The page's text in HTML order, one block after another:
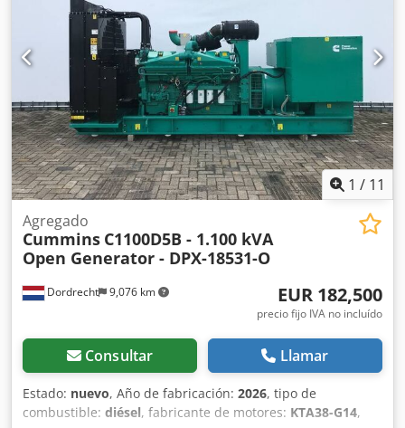
1 / 11
Dordrecht 9,076 km
Agregado
Cummins C1100D5B - 1.100 kVA
Open Generator - DPX-18531-O
EUR 182,500
precio fijo IVA no incluído
Consultar Llamar
Estado: nuevo, Año de fabricación: 2026, tipo de
combustible: diésel, fabricante de motores: KTA38-G14,